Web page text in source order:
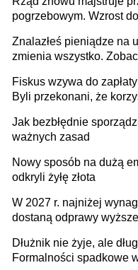
pogrzebowym. Wzrost
Znalazłeś pieniądze na
zmienia wszystko.
Fiskus wzywa do
Byli przekonani, że
Jak bezbłędnie
ważnych zasad
Nowy sposób na dużą
odkryli żyłę złota
W 2027 r. najniżej
dostaną odprawy
Dłużnik nie żyje, ale
Formalności spadkowe